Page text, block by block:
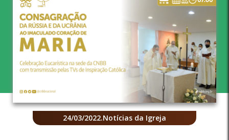
24/03/2022.Notícias da Igreja